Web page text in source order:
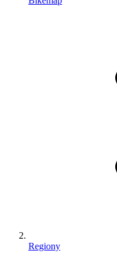
Regiony